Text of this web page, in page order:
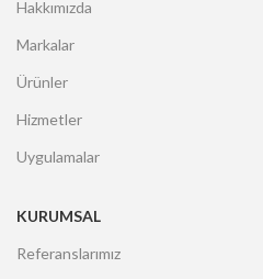
Hakkımızda
Markalar
Ürünler
Hizmetler
Uygulamalar
KURUMSAL
Referanslarımız